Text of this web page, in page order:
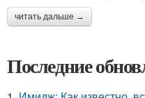
читать дальше →
Последние